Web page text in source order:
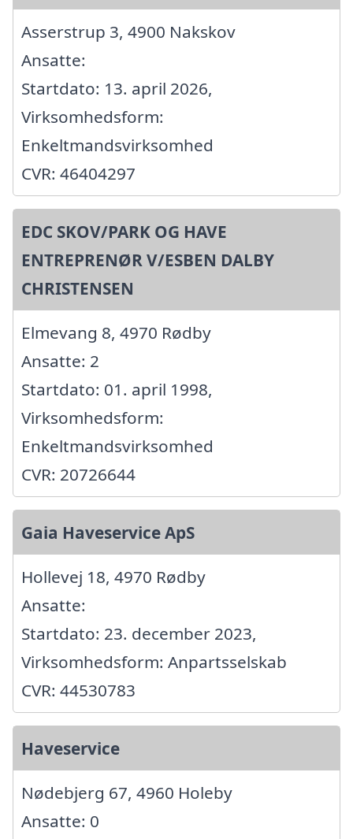
Asserstrup 3, 4900 Nakskov
Ansatte:
Startdato: 13. april 2026,
Virksomhedsform:
Enkeltmandsvirksomhed
CVR: 46404297
EDC SKOV/PARK OG HAVE
ENTREPRENØR V/ESBEN DALBY
CHRISTENSEN
Elmevang 8, 4970 Rødby
Ansatte: 2
Startdato: 01. april 1998,
Virksomhedsform:
Enkeltmandsvirksomhed
CVR: 20726644
Gaia Haveservice ApS
Hollevej 18, 4970 Rødby
Ansatte:
Startdato: 23. december 2023,
Virksomhedsform: Anpartsselskab
CVR: 44530783
Haveservice
Nødebjerg 67, 4960 Holeby
Ansatte: 0